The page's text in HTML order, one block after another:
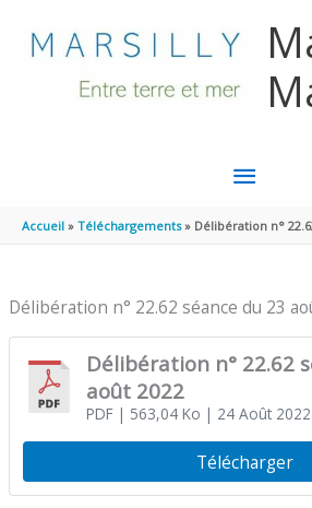
MENU
Accueil Téléchargements Délibération n°
Délibération n° 22.62 séance du 23
Délibération n° 22.62
août 2022
PDF| 563,04 Ko | 24 Août 2022
Télécharger